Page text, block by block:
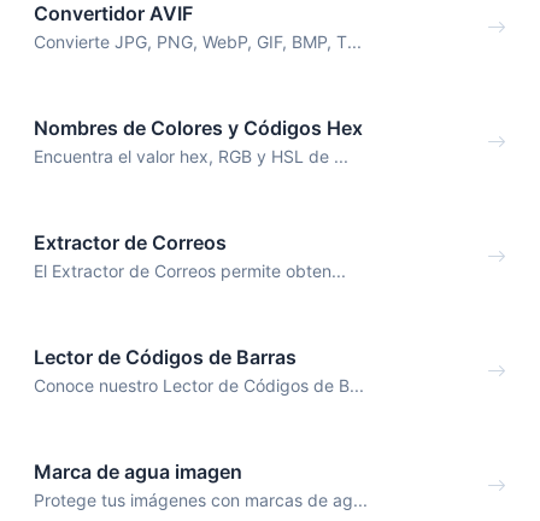
Convertidor AVIF
Convierte JPG, PNG, WebP, GIF, BMP, T...
Nombres de Colores y Códigos Hex
Encuentra el valor hex, RGB y HSL de ...
Extractor de Correos
El Extractor de Correos permite obten...
Lector de Códigos de Barras
Conoce nuestro Lector de Códigos de B...
Marca de agua imagen
Protege tus imágenes con marcas de ag...